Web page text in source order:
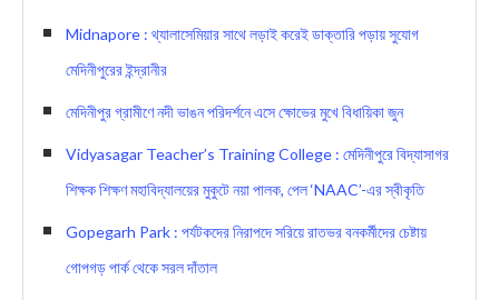
Midnapore : থ্যালাসেমিয়ার সাথে লড়াই করেই ডাক্তারি পড়ায় সুযোগ
মেদিনীপুরের ইন্দ্রানীর
মেদিনীপুর গ্রামীণে নদী ভাঙন পরিদর্শনে এসে ক্ষোভের মুখে বিধায়িকা জুন
Vidyasagar Teacher’s Training College : মেদিনীপুরে বিদ্যাসাগর
শিক্ষক শিক্ষণ মহাবিদ্যালয়ের মুকুটে নয়া পালক, পেল ‘NAAC’-এর স্বীকৃতি
Gopegarh Park : পর্যটকদের নিরাপদে সরিয়ে রাতভর বনকর্মীদের চেষ্টায়
গোপগড় পার্ক থেকে সরল দাঁতাল